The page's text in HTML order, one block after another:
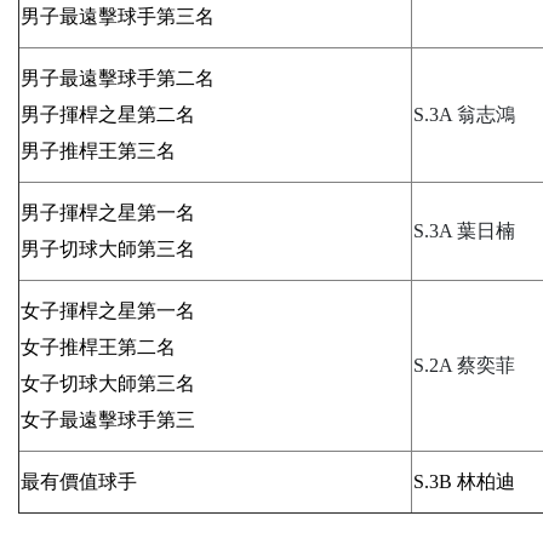
男子最遠擊球手第三名
男子最遠擊球手第二名
男子揮桿之星第二名
男子推桿王第三名
S.3A 翁志鴻
男子揮桿之星第一名
男子切球大師第三名
S.3A 葉日楠
女子揮桿之星第一名
女子推桿王第二名
女子切球大師第三名
女子最遠擊球手第三
S.2A 蔡奕菲
最有價值球手 S.3B 林柏迪